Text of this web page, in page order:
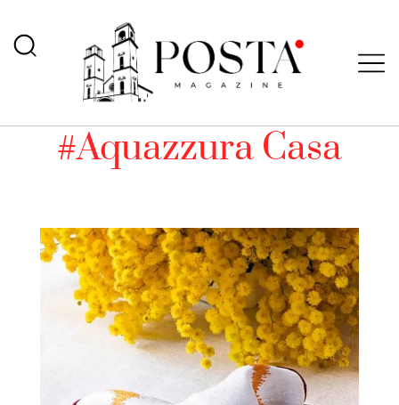
#Aquazzura Casa